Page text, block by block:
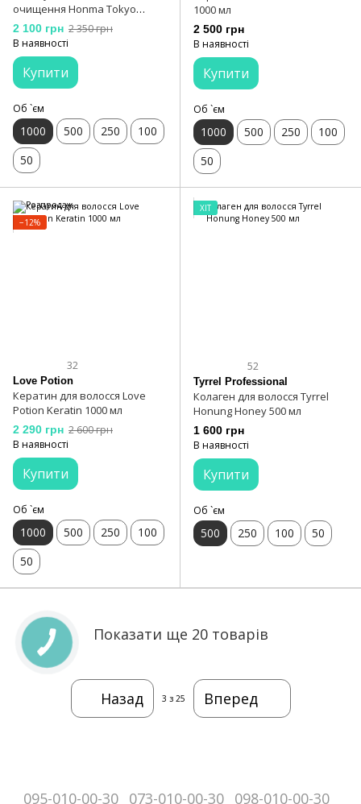
очищення Honma Tokyo
Collagen Deep Cleansing 1000
мл
2 100 грн 2 350 грн
В наявності
Купити
Об `єм
1000 500 250
100
50
1000 мл
2 500 грн
В наявності
Купити
Об `єм
1000 500 250
100
50
−12%
32
Love Potion
Кератин для волосся Love
Potion Keratin 1000 мл
2 290 грн 2 600 грн
В наявності
Купити
Об `єм
1000 500 250
100
50
ХІТ
52
Tyrrel Professional
Колаген для волосся Tyrrel
Honung Honey 500 мл
1 600 грн
В наявності
Купити
Об `єм
500 250 100 50
Показати ще 20 товарів
Назад 3 з 25 Вперед
095-010-00-30 073-010-00-30 098-010-00-30